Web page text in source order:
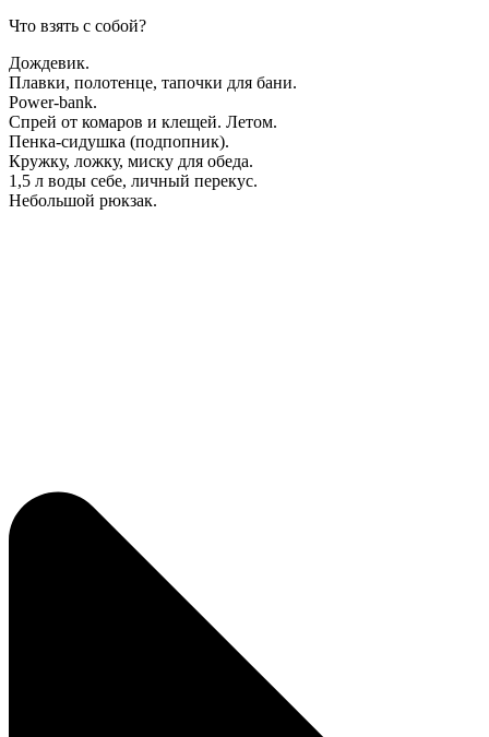
Что взять с собой?
Дождевик.
Плавки, полотенце, тапочки для бани.
Power-bank.
Спрей от комаров и клещей. Летом.
Пенка-сидушка (подпопник).
Кружку, ложку, миску для обеда.
1,5 л воды себе, личный перекус.
Небольшой рюкзак.